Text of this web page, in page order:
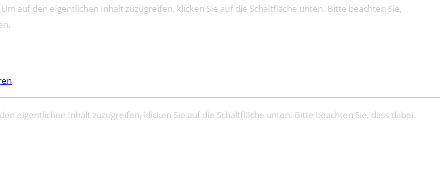
auf den eigentlichen Inhalt zuzugreifen, klicken Sie auf die Schaltfläche unten. Bitte beachten Sie,
eigentlichen Inhalt zuzugreifen, klicken Sie auf die Schaltfläche unten. Bitte beachten Sie, dass dabei